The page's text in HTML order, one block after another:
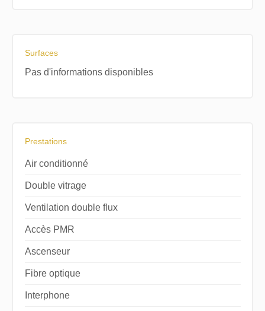
Surfaces
Pas d'informations disponibles
Prestations
Air conditionné
Double vitrage
Ventilation double flux
Accès PMR
Ascenseur
Fibre optique
Interphone